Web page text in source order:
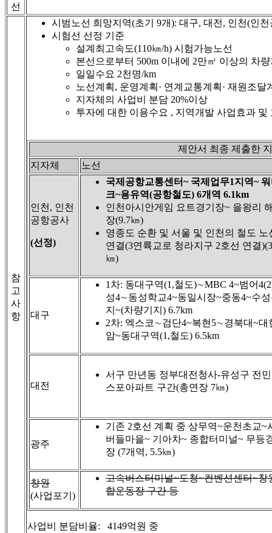
선
참
고
사
항
시범노선 희망지역(초기 9개): 대구, 대전, 인천(인
시험선 선정 기준
설계최고속도(110㎞/h) 시험가능노선
본선으로부터 500m 이내에 2만㎡ 이상의 차
일일수요 2천명/km
노선계획, 운영계획· 연계교통계획· 재원조달
지자체의 사업비 분담 20%이상
투자에 대한 이용수요 , 지역개발 사업효과 및
제안서 최종 제출한
지자체
노선
인천, 인천
공항공사
(선정)
국제공항교통센터~ 국제업무1지역~
크~용유역(공항철도) 6개역 6.1km
인천아시안게임 요트경기장~ 을왕리
장(9.7㎞)
영종도 순환 및 서울 및 인천의 철도 노
연결(3연륙교로 청라지구 2호선 연결
㎞)
대구
1차: 동대구역(1,철도)∼MBC 4~범어
성4∼동성학교4~동일시장~중동4~수
지~(차량기지) 6.7km
2차: 엑스코∼검단4~복현5∼경북대~대
암~동대구역(1,철도) 6.5km
대전
서구 만년동 정부대전청사-유성구 전
스포아파트 구간(총연장 7㎞)
광주
기존 2호선 계획 중 상무역~운천초교~
버들마을~ 기아차~ 종합터미널~ 무등
장 (7개역, 5.5㎞)
창원
(사업포기)
고속버스터미널~도청~컨벤션센터~창
합운동장 구간 등
사업비 분담비율: 4149억원 중